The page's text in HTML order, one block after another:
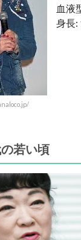
血液
身長:
の若い頃